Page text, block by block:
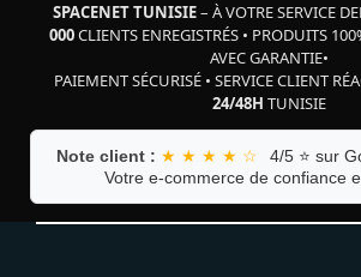
SPACENET TUNISIE– À VOTRE SERVICE
000CLIENTS ENREGISTRÉS• PRODUITS
AVEC GARANTIE•
PAIEMENT SÉCURISÉ • SERVICE CLIENT
24/48H TUNISIE
Note client : ★ ★ ★ ★ ☆
4/5 ⭐ sur
Votre e-commerce de confiance